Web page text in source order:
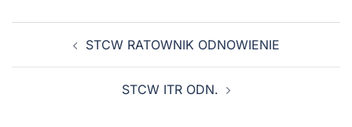
STCW RATOWNIK ODNOWIENIE
STCW ITR ODN.